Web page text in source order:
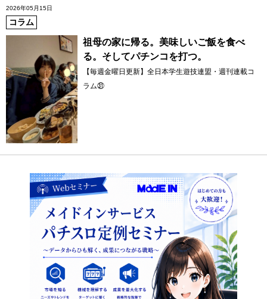
2026年05月15日
コラム
祖母の家に帰る。美味しいご飯を食べ
る。そしてパチンコを打つ。
【毎週金曜日更新】全日本学生遊技連盟・週刊連載コ
ラム㉛